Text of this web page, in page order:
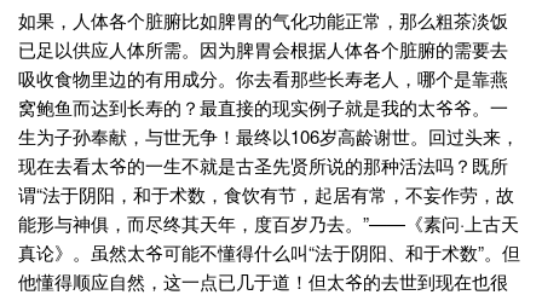
如果，人体各个脏腑比如脾胃的气化功能正常，那么粗茶淡饭
已足以供应人体所需。因为脾胃会根据人体各个脏腑的需要去
吸收食物里边的有用成分。你去看那些长寿老人，哪个是靠燕
窝鲍鱼而达到长寿的？最直接的现实例子就是我的太爷爷。一
生为子孙奉献，与世无争！最终以106岁高龄谢世。回过头来，
现在去看太爷的一生不就是古圣先贤所说的那种活法吗？既所
谓“法于阴阳，和于术数，食饮有节，起居有常，不妄作劳，故
能形与神俱，而尽终其天年，度百岁乃去。”——《素问·上古天
真论》。虽然太爷可能不懂得什么叫“法于阴阳、和于术数”。但
他懂得顺应自然，这一点已几于道！但太爷的去世到现在也很